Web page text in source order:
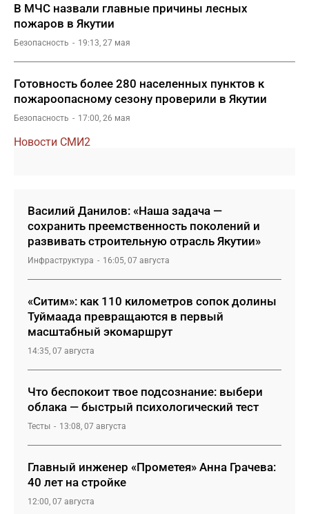
В МЧС назвали главные причины лесных
пожаров в Якутии
Безопасность 19:13, 27 мая
Готовность более 280 населенных пунктов к
пожароопасному сезону проверили в Якутии
Безопасность 17:00, 26 мая
Новости СМИ2
Василий Данилов: «Наша задача —
сохранить преемственность поколений и
развивать строительную отрасль Якутии»
Инфраструктура 16:05, 07 августа
«Ситим»: как 110 километров сопок долины
Туймаада превращаются в первый
масштабный экомаршрут
14:35, 07 августа
Что беспокоит твое подсознание: выбери
облака — быстрый психологический тест
Тесты 13:08, 07 августа
Главный инженер «Прометея» Анна Грачева:
40 лет на стройке
12:00, 07 августа